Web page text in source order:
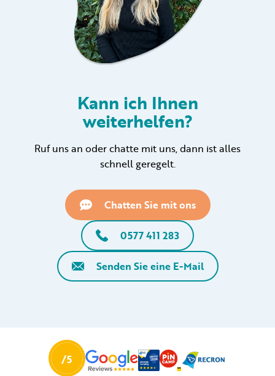
Kann ich Ihnen
weiterhelfen?
Ruf uns an oder chatte mit uns, dann ist alles
schnell geregelt.
Chatten Sie mit ons
0577 411 283
Senden Sie eine E-Mail